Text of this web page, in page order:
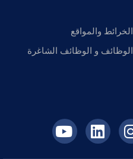
الخرائط والمواقع
الوظائف و الوظائف الشاغرة